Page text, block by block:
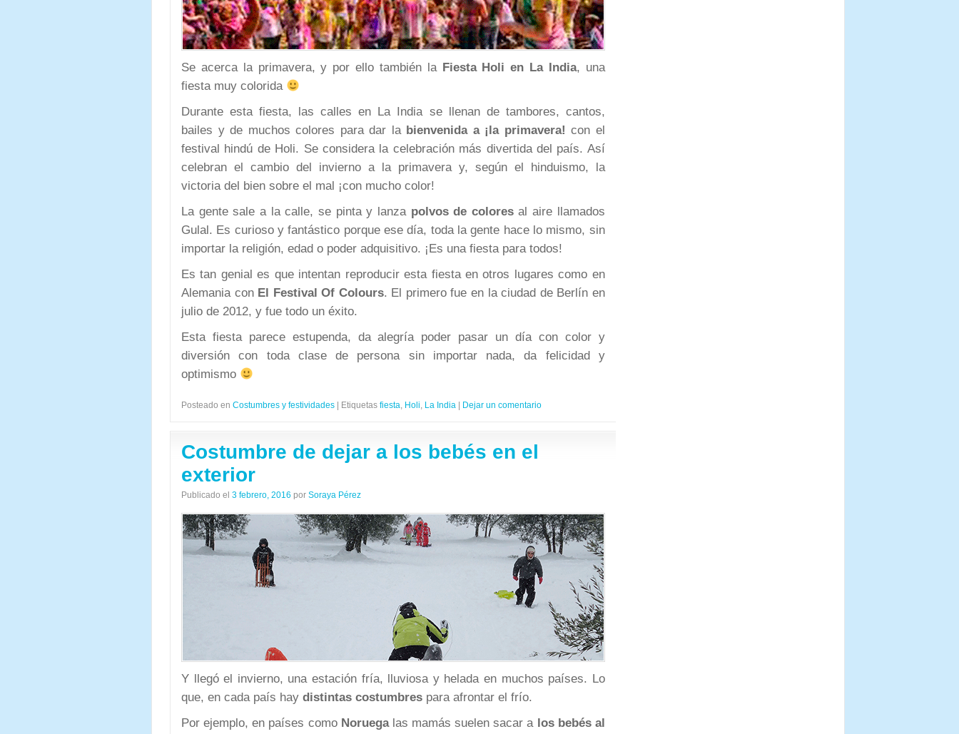
Se acerca la primavera, y por ello también la Fiesta Holi en La India, una
fiesta muy colorida
Durante esta fiesta, las calles en La India se llenan de tambores, cantos,
bailes y de muchos colores para dar la bienvenida a ¡la primavera! con el
festival hindú de Holi. Se considera la celebración más divertida del país. Así
celebran el cambio del invierno a la primavera y, según el hinduismo, la
victoria del bien sobre el mal ¡con mucho color!
La gente sale a la calle, se pinta y lanza polvos de coloresal aire llamados
Gulal. Es curioso y fantástico porque ese día, toda la gente hace lo mismo, sin
importar la religión, edad o poder adquisitivo. ¡Es una fiesta para todos!
Es tan genial es que intentan reproducir esta fiesta en otros lugares como en
Alemania con El Festival Of Colours. El primero fue en la ciudad de Berlín en
julio de 2012, y fue todo un éxito.
Esta fiesta parece estupenda, da alegría poder pasar un día con color y
diversión con toda clase de persona sin importar nada, da felicidad y
optimismo
Posteado en Costumbres y festividades Etiquetas fiesta, Holi, La India Dejar un comentario
Costumbre de dejar a los bebés en el
exterior
Publicado el 3 febrero, 2016 por Soraya Pérez
Y llegó el invierno, una estación fría, lluviosa y helada en muchos países. Lo
que, en cada país hay distintas costumbres para afrontar el frío.
Por ejemplo, en países como Noruegalas mamás suelen sacar a los bebés al